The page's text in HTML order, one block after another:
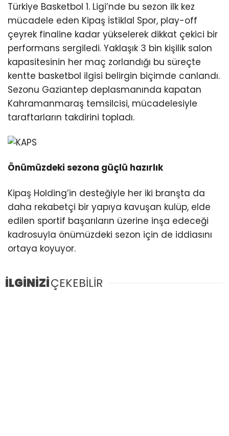
Türkiye Basketbol 1. Ligi’nde bu sezon ilk kez
mücadele eden Kipaş İstiklal Spor, play-off
çeyrek finaline kadar yükselerek dikkat çekici bir
performans sergiledi. Yaklaşık 3 bin kişilik salon
kapasitesinin her maç zorlandığı bu süreçte
kentte basketbol ilgisi belirgin biçimde canlandı.
Sezonu Gaziantep deplasmanında kapatan
Kahramanmaraş temsilcisi, mücadelesiyle
taraftarların takdirini topladı.
Önümüzdeki sezona güçlü hazırlık
Kipaş Holding’in desteğiyle her iki branşta da
daha rekabetçi bir yapıya kavuşan kulüp, elde
edilen sportif başarıların üzerine inşa edeceği
kadrosuyla önümüzdeki sezon için de iddiasını
ortaya koyuyor.
İLGİNİZİÇEKEBİLİR